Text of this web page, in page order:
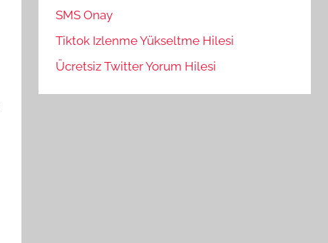
SMS Onay
Tiktok Izlenme Yükseltme Hilesi
Ücretsiz Twitter Yorum Hilesi